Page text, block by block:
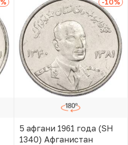
5 афгани 1961 года (SH
1340) Афганистан